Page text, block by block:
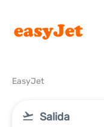
EasyJet
Salida